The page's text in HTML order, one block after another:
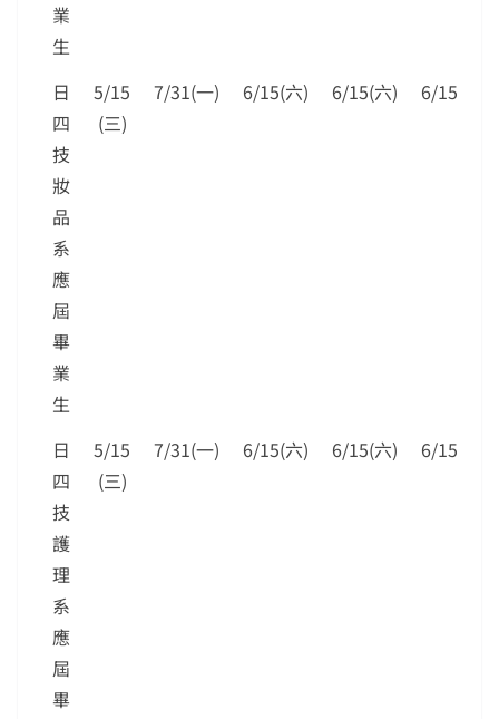
業
生
日
四
技
妝
品
系
應
屆
畢
業
生
5/15
(三)
7/31(一) 6/15(六) 6/15(六) 6/15(六)
日
四
技
護
理
系
應
屆
畢
5/15
(三)
7/31(一) 6/15(六) 6/15(六) 6/15(六)